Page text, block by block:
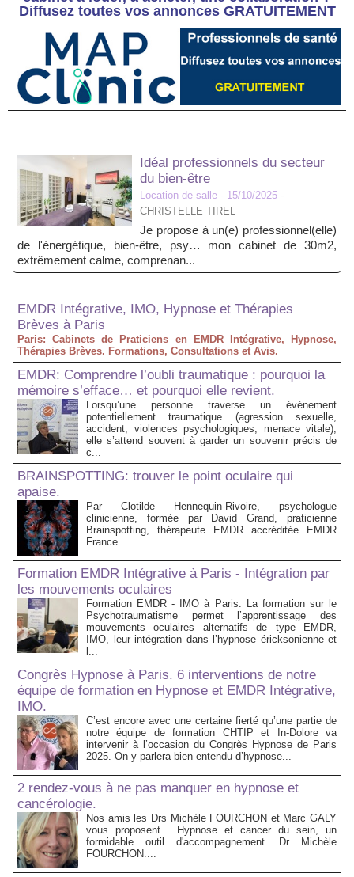
Diffusez toutes vos annonces GRATUITEMENT
Idéal professionnels du secteur
du bien-être
Location de salle - 15/10/2025 -
CHRISTELLE TIREL
Je propose à un(e) professionnel(elle)
de l'énergétique, bien-être, psy… mon cabinet de 30m2,
extrêmement calme, comprenan...
EMDR Intégrative, IMO, Hypnose et Thérapies
Brèves à Paris
Paris: Cabinets de Praticiens en EMDR Intégrative, Hypnose,
Thérapies Brèves. Formations, Consultations et Avis.
EMDR: Comprendre l’oubli traumatique : pourquoi la
mémoire s’efface… et pourquoi elle revient.
Lorsqu’une personne traverse un événement
potentiellement traumatique (agression sexuelle,
accident, violences psychologiques, menace vitale),
elle s’attend souvent à garder un souvenir précis de
c...
BRAINSPOTTING: trouver le point oculaire qui
apaise.
Par Clotilde Hennequin-Rivoire, psychologue
clinicienne, formée par David Grand, praticienne
Brainspotting, thérapeute EMDR accréditée EMDR
France....
Formation EMDR Intégrative à Paris - Intégration par
les mouvements oculaires
Formation EMDR - IMO à Paris: La formation sur le
Psychotraumatisme permet l’apprentissage des
mouvements oculaires alternatifs de type EMDR,
IMO, leur intégration dans l’hypnose éricksonienne et
l...
Congrès Hypnose à Paris. 6 interventions de notre
équipe de formation en Hypnose et EMDR Intégrative,
IMO.
C’est encore avec une certaine fierté qu’une partie de
notre équipe de formation CHTIP et In-Dolore va
intervenir à l’occasion du Congrès Hypnose de Paris
2025. On y parlera bien entendu d’hypnose...
2 rendez-vous à ne pas manquer en hypnose et
cancérologie.
Nos amis les Drs Michèle FOURCHON et Marc GALY
vous proposent... Hypnose et cancer du sein, un
formidable outil d'accompagnement. Dr Michèle
FOURCHON....